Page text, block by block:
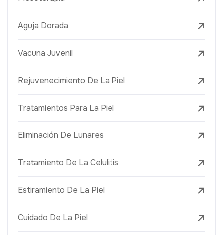
Aguja Dorada
Vacuna Juvenil
Rejuvenecimiento De La Piel
Tratamientos Para La Piel
Eliminación De Lunares
Tratamiento De La Celulitis
Estiramiento De La Piel
Cuidado De La Piel